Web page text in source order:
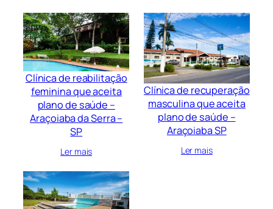
Clínica de reabilitação
feminina que aceita
plano de saúde –
Araçoiaba da Serra –
SP
Ler mais
Clínica de recuperação
masculina que aceita
plano de saúde –
Araçoiaba SP
Ler mais